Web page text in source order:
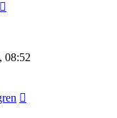
08:52